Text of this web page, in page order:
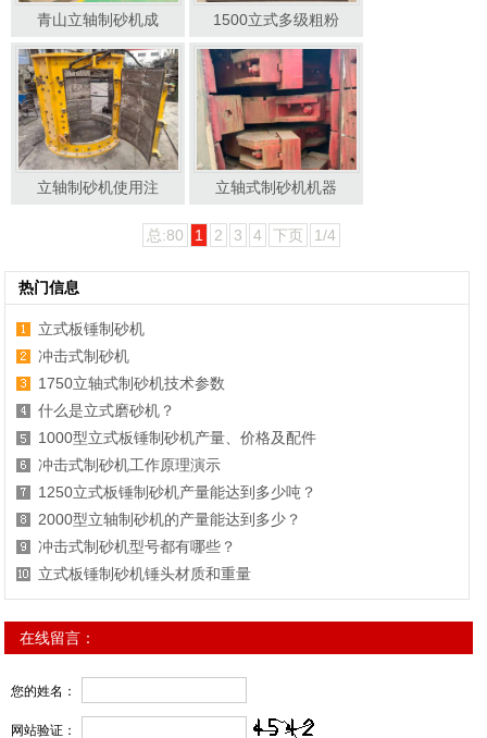
青山立轴制砂机成 1500立式多级粗粉
立轴制砂机使用注 立轴式制砂机机器
总:80 1 2 3 4 下页 1/4
热门信息
立式板锤制砂机
冲击式制砂机
1750立轴式制砂机技术参数
什么是立式磨砂机？
1000型立式板锤制砂机产量、价格及配件
冲击式制砂机工作原理演示
1250立式板锤制砂机产量能达到多少吨？
2000型立轴制砂机的产量能达到多少？
冲击式制砂机型号都有哪些？
立式板锤制砂机锤头材质和重量
在线留言：
您的姓名：
网站验证：